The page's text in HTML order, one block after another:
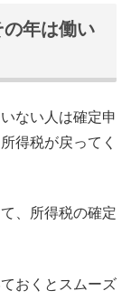
年は働い
ない人は確定申
得税が戻ってく
、
所得税の確定
おくとスムーズ